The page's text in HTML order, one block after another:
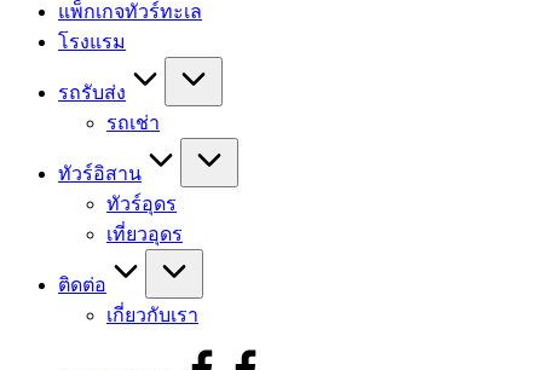
แพ็กเกจทัวร์ทะเล
โรงแรม
รถรับส่ง
รถเช่า
ทัวร์อิสาน
ทัวร์อุดร
เที่ยวอุดร
ติดต่อ
เกี่ยวกับเรา